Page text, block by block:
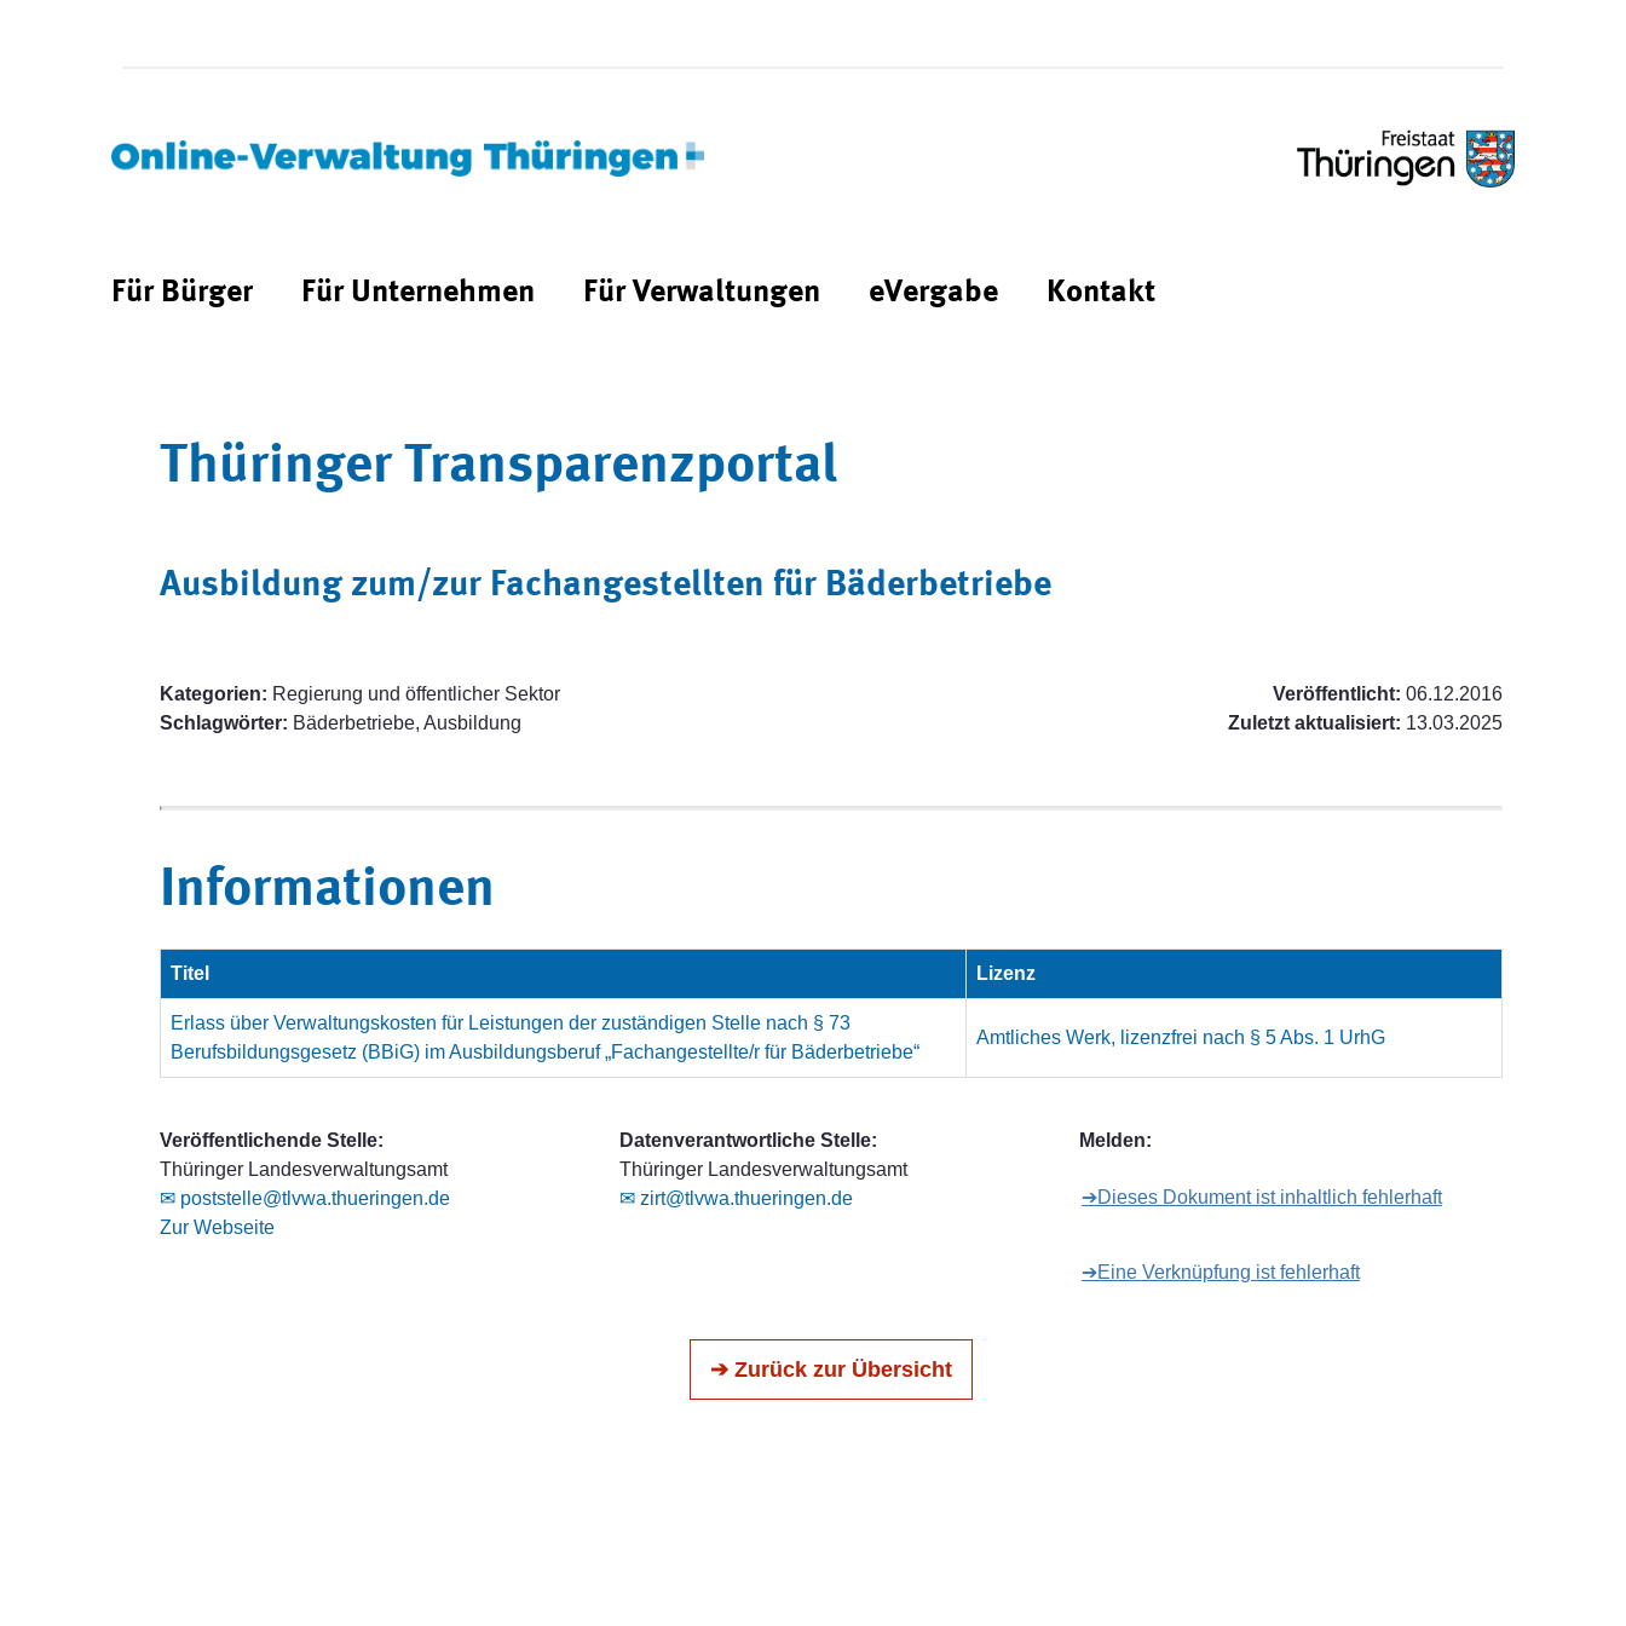
Für Bürger Für Unternehmen Für Verwaltungen eVergabe Kontakt
Thüringer Transparenzportal
Ausbildung zum/zur Fachangestellten für Bäderbetriebe
Kategorien: Regierung und öffentlicher Sektor
Schlagwörter: Bäderbetriebe, Ausbildung
Veröffentlicht: 06.12.2016
Zuletzt aktualisiert: 13.03.2025
Informationen
Titel Lizenz
Erlass über Verwaltungskosten für Leistungen der zuständigen Stelle nach § 73
Berufsbildungsgesetz (BBiG) im Ausbildungsberuf „Fachangestellte/r für Bäderbetriebe“
Amtliches Werk, lizenzfrei nach § 5 Abs. 1 UrhG
Veröffentlichende Stelle:
Thüringer Landesverwaltungsamt
✉ poststelle@tlvwa.thueringen.de
Zur Webseite
Datenverantwortliche Stelle:
Thüringer Landesverwaltungsamt
✉ zirt@tlvwa.thueringen.de
Melden:
➔Dieses Dokument ist inhaltlich fehlerhaft
➔Eine Verknüpfung ist fehlerhaft
➔ Zurück zur Übersicht